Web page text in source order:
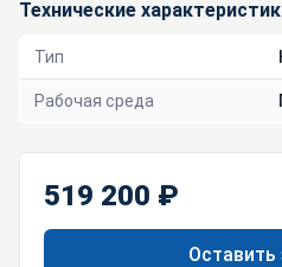
Технические
Тип
Рабочая среда
519 200 ₽
Оставить